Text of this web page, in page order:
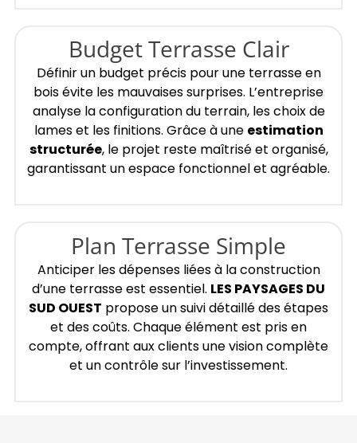
Budget Terrasse Clair
Définir un budget précis pour une terrasse en
bois évite les mauvaises surprises. L’entreprise
analyse la configuration du terrain, les choix de
lames et les finitions. Grâce à une estimation
structurée, le projet reste maîtrisé et organisé,
garantissant un espace fonctionnel et agréable.
Plan Terrasse Simple
Anticiper les dépenses liées à la construction
d’une terrasse est essentiel. LES PAYSAGES DU
SUD OUEST propose un suivi détaillé des étapes
et des coûts. Chaque élément est pris en
compte, offrant aux clients une vision complète
et un contrôle sur l’investissement.